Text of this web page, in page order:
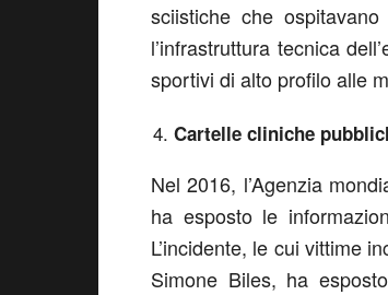
sciistiche che
l’infrastruttura tecnica
sportivi di alto profilo alle
Cartelle cliniche
Nel 2016, l’Agenzia
ha esposto le
L’incidente, le cui vittime
Simone Biles, ha